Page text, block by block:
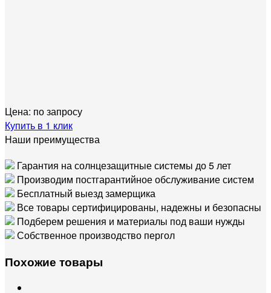
Цена: по запросу
Купить в 1 клик
Наши преимущества
Гарантия на солнцезащитные системы до 5 лет
Производим постгарантийное обслуживание систем
Бесплатный выезд замерщика
Все товары сертифицированы, надежны и безопасны
Подберем решения и материалы под ваши нужды
Собственное производство пергол
Похожие товары